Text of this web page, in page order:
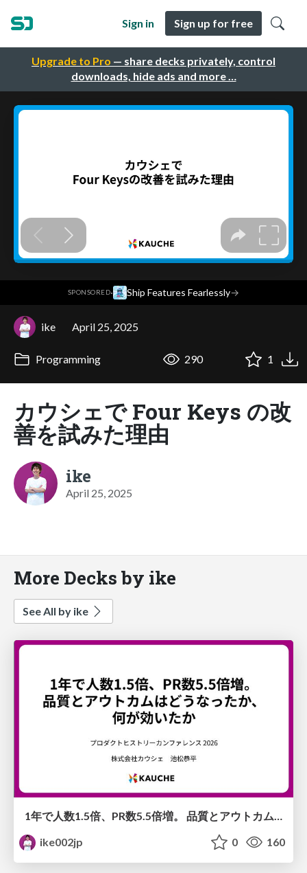
Upgrade to Pro — share decks privately, control
downloads, hide ads and more …
Sign in Sign up for free
SPONSORED· Ship Features Fearlessly→
ike April 25, 2025
Programming 290 1
カウシェで Four Keys の改
善を試みた理由
ike
April 25, 2025
More Decks by ike
See All by ike
1年で人数1.5倍、PR数5.5倍増。 品質とアウトカムはどうなったか、 何が効いたか
ike002jp
0 160